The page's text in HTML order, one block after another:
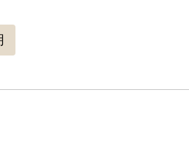
趙」（保安處第3諜報組/臺
案專案小組」會議中決定，
加組織，他沒有答應也沒有辦理手續， 但